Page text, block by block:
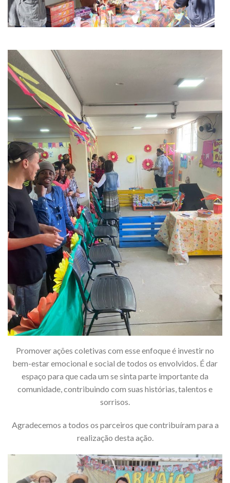
Promover ações coletivas com esse enfoque é investir no
bem-estar emocional e social de todos os envolvidos. É dar
espaço para que cada um se sinta parte importante da
comunidade, contribuindo com suas histórias, talentos e
sorrisos.
Agradecemos a todos os parceiros que contribuíram para a
realização desta ação.